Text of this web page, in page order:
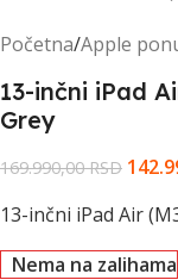
Početna Apple
13-inčni iPad
Grey
169.990,00RSD
13-inčni iPad Air
Nema na zalihama